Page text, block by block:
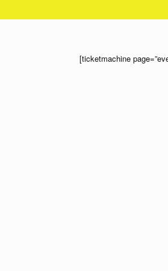
Inhalt
[ticketmachine